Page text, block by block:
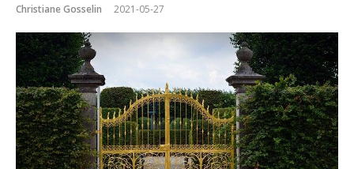
Christiane Gosselin 2021-05-27